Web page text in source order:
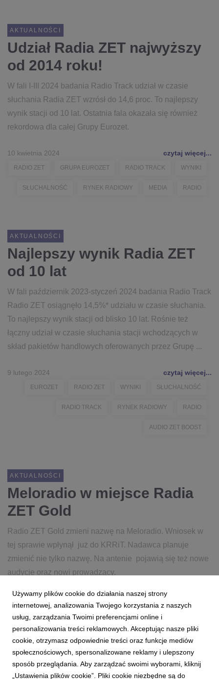
AKTUALNOŚCI
Udział Radia ZET najwyższy
od 2014 roku!
W fali I-III 2024 badania Radio Track udział w czasie
słuchania Radia ZET wzrósł do 14,6 proc. To najlepszy
wynik stacji od 10 lat. Ostatnia fala okazała się również
rekordowa dla całej Grupy Eurozet.
10 kwietnia 2024 czytaj więcej...
RADIO ZET GRUPA EUROZET RADIO TRACK WYNIKI
SŁUCHALNOŚĆ RYNEK RADIOWY MEDIA RADIO
AKTUALNOŚCI
Najlepszy wynik Radia ZET
od 10 lat
W fali październik 2023-styczeń 2024 badania Radio Track
Radio ZET osiągnęło 14,5%* udziału w czasie słuchania.
To najlepszy wynik stacji od blisko 10 lat. Rośnie też
łączny udział w czasie słuchania stacji wchodzących w
skład pakietów handlowych oferowanych przez Grupę ...
9 lutego 2024 czytaj więcej...
EUROZET RADIO ZET WYNIKI SŁUCHALNOŚĆ
RADIO TRACK RYNEK RADIOWY RADIO
AUDIO ZET BOOST
AKTUALNOŚCI
Meloradio w miejsce Radia
ZET Gold
Radio ZET Gold zmieni nazwę na Meloradio. Wniosek w
tej sprawie wpłynął już do KRRiT. Nadawca planuje
zmienić nie tylko nazwę. Na antenie pojawią się też nowe
audycje oraz nowi prowadzący.
22 maja 2017 czytaj więcej...
MELORADIO RADIO ZET GOLD
RYNEK RADIOWY RADIO NOWE ROZGŁOŚNIE
Używamy plików cookie do działania naszej strony
internetowej, analizowania Twojego korzystania z naszych
usług, zarządzania Twoimi preferencjami online i
personalizowania treści reklamowych. Akceptując nasze pliki
cookie, otrzymasz odpowiednie treści oraz funkcje mediów
społecznościowych, spersonalizowane reklamy i ulepszony
sposób przeglądania. Aby zarządzać swoimi wyborami, kliknij
„Ustawienia plików cookie”. Pliki cookie niezbędne są do